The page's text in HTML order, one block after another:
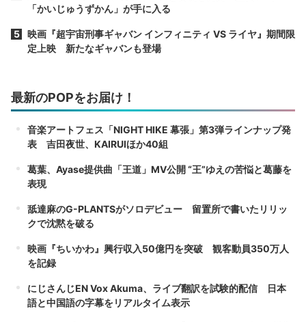
「かいじゅうずかん」が手に入る
映画『超宇宙刑事ギャバン インフィニティ VS ライヤ』期間限
定上映 新たなギャバンも登場
最新のPOPをお届け！
音楽アートフェス「NIGHT HIKE 幕張」第3弾ラインナップ発
表 吉田夜世、KAIRUIほか40組
葛葉、Ayase提供曲「王道」MV公開 “王”ゆえの苦悩と葛藤を
表現
舐達麻のG-PLANTSがソロデビュー 留置所で書いたリリッ
クで沈黙を破る
映画『ちいかわ』興行収入50億円を突破 観客動員350万人
を記録
にじさんじEN Vox Akuma、ライブ翻訳を試験的配信 日本
語と中国語の字幕をリアルタイム表示